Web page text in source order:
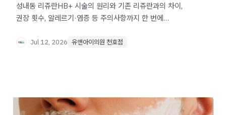
성내동 리쥬란HB+ 시술의 원리와 기존 리쥬란과의 차이,
권장 횟수, 알레르기·염증 등 주의사항까지 한 번에
Jul 12, 2026 유앤아이의원 천호점